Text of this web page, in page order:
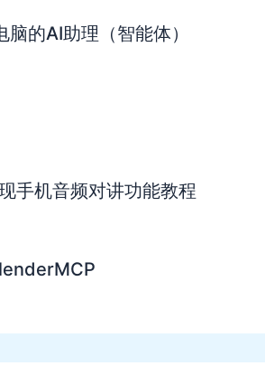
的AI助理（智能体）
手机音频对讲功能教程